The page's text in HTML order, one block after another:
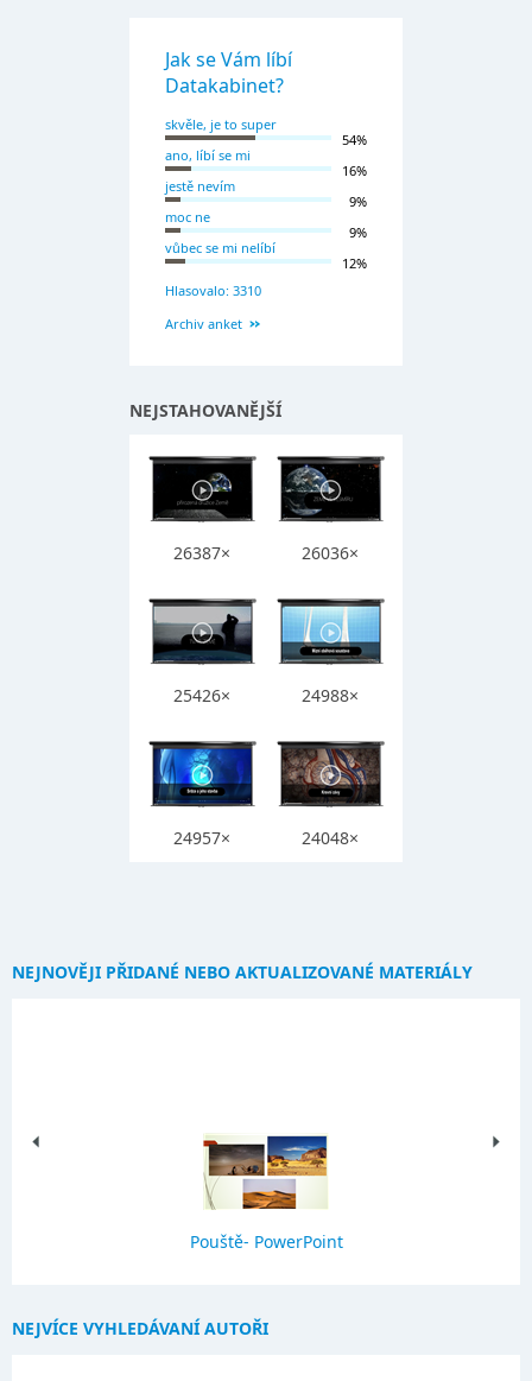
Jak se Vám líbí
Datakabinet?
skvěle, je to super
54%
ano, líbí se mi
16%
jestě nevím
9%
moc ne
9%
vůbec se mi nelíbí
12%
Hlasovalo: 3310
Archiv anket
NEJSTAHOVANĚJŠÍ
26387× 26036×
25426× 24988×
24957× 24048×
NEJNOVĚJI PŘIDANÉ NEBO AKTUALIZOVANÉ MATERIÁLY
Pouště- PowerPoint
NEJVÍCE VYHLEDÁVANÍ AUTOŘI